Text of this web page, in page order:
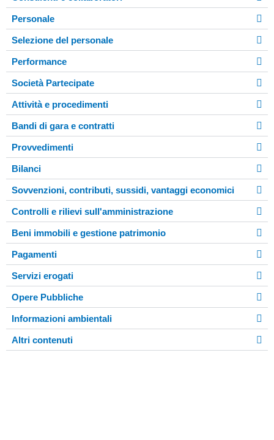
Personale
Selezione del personale
Performance
Società Partecipate
Attività e procedimenti
Bandi di gara e contratti
Provvedimenti
Bilanci
Sovvenzioni, contributi, sussidi, vantaggi economici
Controlli e rilievi sull'amministrazione
Beni immobili e gestione patrimonio
Pagamenti
Servizi erogati
Opere Pubbliche
Informazioni ambientali
Altri contenuti